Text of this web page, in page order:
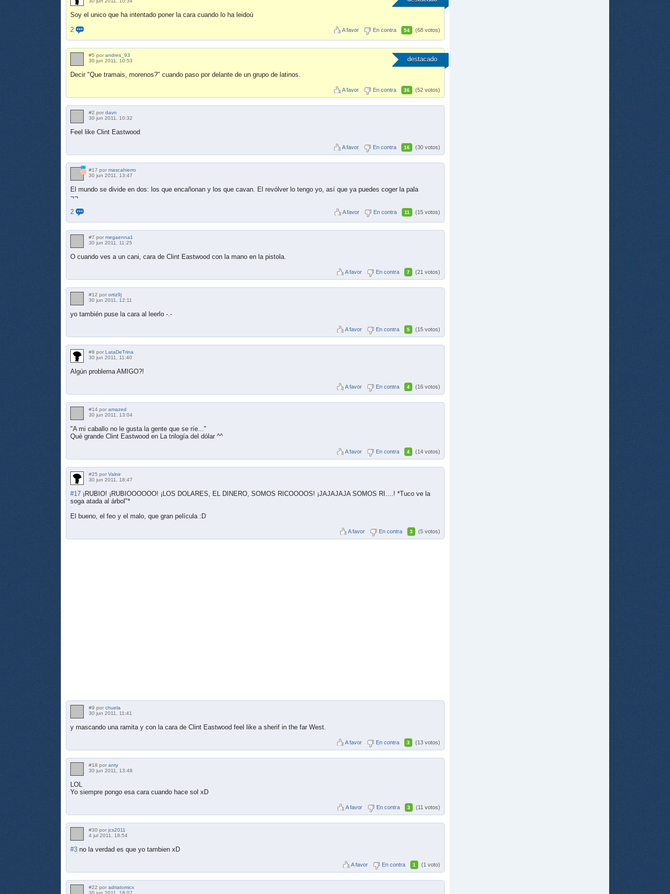
Soy el unico que ha intentado poner la cara cuando lo ha leidoú
2
A favor En contra 54 (68 votos)
destacado
#5 por andres_93
30 jun 2011, 10:53
Decir "Que tramais, morenos?" cuando paso por delante de un grupo de latinos.
A favor En contra 36 (52 votos)
#2 por davn
30 jun 2011, 10:32
Feel like Clint Eastwood
A favor En contra 16 (30 votos)
#17 por mascahierro
30 jun 2011, 13:47
El mundo se divide en dos: los que encañonan y los que cavan. El revólver lo tengo yo, así que ya puedes coger la pala
¬¬
2
A favor En contra 11 (15 votos)
#7 por megaenna1
30 jun 2011, 11:25
O cuando ves a un cani, cara de Clint Eastwood con la mano en la pistola.
A favor En contra 7 (21 votos)
#12 por ortiz9j
30 jun 2011, 12:11
yo también puse la cara al leerlo -.-
A favor En contra 5 (15 votos)
#8 por LataDeTrina
30 jun 2011, 11:40
Algún problema AMIGO?!
A favor En contra 4 (16 votos)
#14 por amazed
30 jun 2011, 13:04
"A mi caballo no le gusta la gente que se ríe..."
Qué grande Clint Eastwood en La trilogía del dólar ^^
A favor En contra 4 (14 votos)
#25 por Valnir
30 jun 2011, 18:47
#17 ¡RUBIO! ¡RUBIOOOOOO! ¡LOS DOLARES, EL DINERO, SOMOS RICOOOOS! ¡JAJAJAJA SOMOS RI....! *Tuco ve la
soga atada al árbol"*
El bueno, el feo y el malo, que gran película :D
A favor En contra 3 (5 votos)
#9 por chuela
30 jun 2011, 11:41
y mascando una ramita y con la cara de Clint Eastwood feel like a sherif in the far West.
A favor En contra 3 (13 votos)
#18 por anty
30 jun 2011, 13:48
LOL
Yo siempre pongo esa cara cuando hace sol xD
A favor En contra 3 (11 votos)
#30 por jcs2011
4 jul 2011, 18:54
#3 no la verdad es que yo tambien xD
A favor En contra 1 (1 voto)
#22 por adriatomicx
30 jun 2011, 18:07